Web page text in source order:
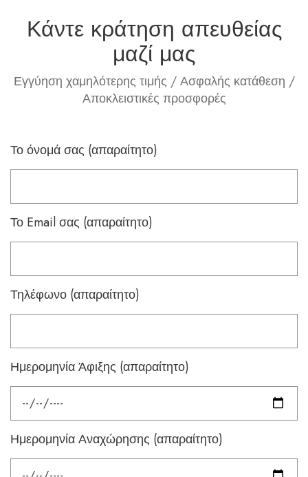
Κάντε κράτηση απευθείας
μαζί μας
Εγγύηση χαμηλότερης τιμής / Ασφαλής κατάθεση /
Αποκλειστικές προσφορές
Το όνομά σας (απαραίτητο)
Το Email σας (απαραίτητο)
Τηλέφωνο (απαραίτητο)
Ημερομηνία Άφιξης (απαραίτητο)
Ημερομηνία Αναχώρησης (απαραίτητο)